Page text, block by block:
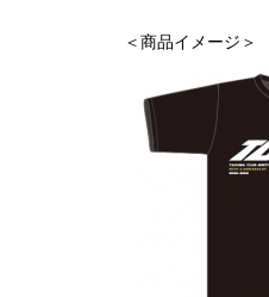
＜商品イメージ＞